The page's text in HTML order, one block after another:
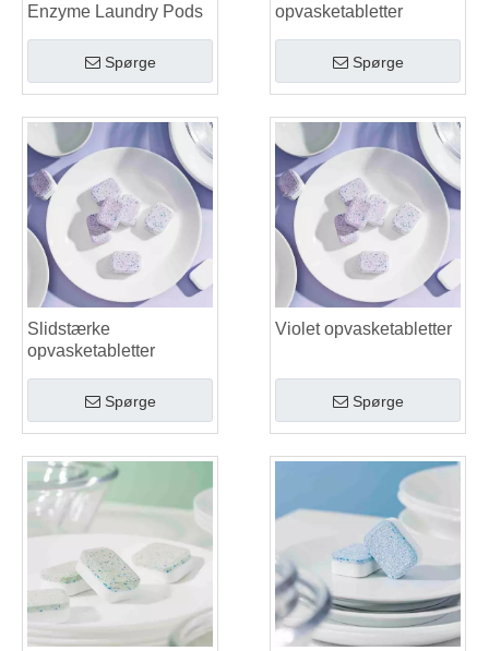
Enzyme Laundry Pods
Spørge
opvasketabletter
Spørge
Slidstærke
opvasketabletter
Spørge
Violet opvasketabletter
Spørge